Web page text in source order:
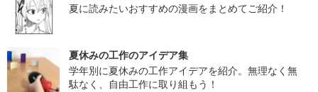
夏に読みたいおすすめの漫画をまとめてご紹介！
夏休みの工作のアイデア集
学年別に夏休みの工作アイデアを紹介。無理なく無
駄なく、自由工作に取り組もう！